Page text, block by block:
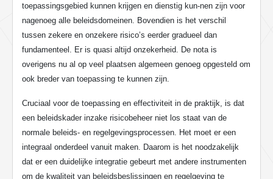
toepassingsgebied kunnen krijgen en dienstig kun-nen zijn voor
nagenoeg alle beleidsdomeinen. Bovendien is het verschil
tussen zekere en onzekere risico’s eerder gradueel dan
fundamenteel. Er is quasi altijd onzekerheid. De nota is
overigens nu al op veel plaatsen algemeen genoeg opgesteld om
ook breder van toepassing te kunnen zijn.
Cruciaal voor de toepassing en effectiviteit in de praktijk, is dat
een beleidskader inzake risicobeheer niet los staat van de
normale beleids- en regelgevingsprocessen. Het moet er een
integraal onderdeel vanuit maken. Daarom is het noodzakelijk
dat er een duidelijke integratie gebeurt met andere instrumenten
om de kwaliteit van beleidsbeslissingen en regelgeving te